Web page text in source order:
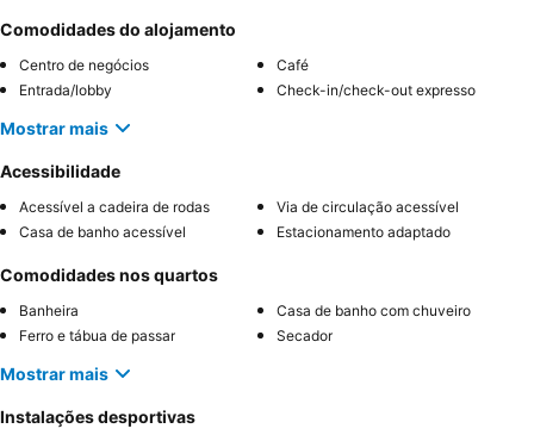
Comodidades do alojamento
Centro de negócios
Café
Entrada/lobby
Check-in/check-out expresso
Mostrar mais
Acessibilidade
Acessível a cadeira de rodas
Via de circulação acessível
Casa de banho acessível
Estacionamento adaptado
Comodidades nos quartos
Banheira
Casa de banho com chuveiro
Ferro e tábua de passar
Secador
Mostrar mais
Instalações desportivas